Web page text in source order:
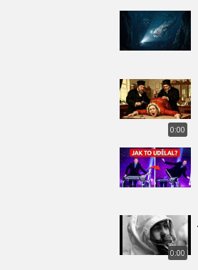
0:00
0:00